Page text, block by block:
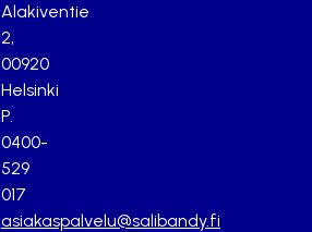
Alakiventie
2,
00920
Helsinki
P.
0400-
529
017
asiakaspalvelu@salibandy.fi